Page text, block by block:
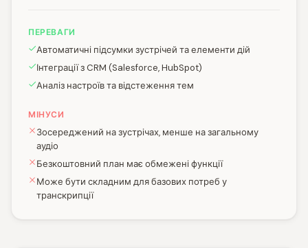
ПЕРЕВАГИ
Автоматичні підсумки зустрічей та елементи дій
Інтеграції з CRM (Salesforce, HubSpot)
Аналіз настроїв та відстеження тем
МІНУСИ
Зосереджений на зустрічах, менше на загальному
аудіо
Безкоштовний план має обмежені функції
Може бути складним для базових потреб у
транскрипції